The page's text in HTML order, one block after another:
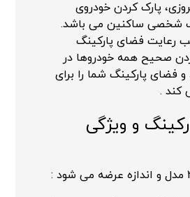
پارک کردن خودروی
شخصی ساکنین می باشد.
رعایت فضای پارکینگ
صحیح همه خودروها در
فضای پارکینگ شما را برای
کند .
و ویژگی